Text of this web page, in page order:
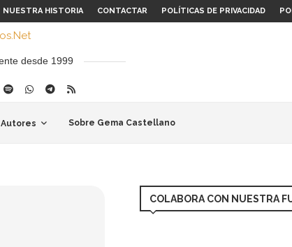
NUESTRA HISTORIA CONTACTAR POLÍTICAS DE PRIVACIDAD
desde 1999
Autores Sobre Gema Castellano
COLABORA CON NUESTRA